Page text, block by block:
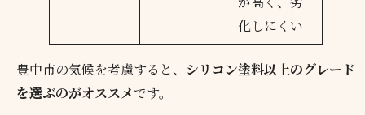
化しにくい
豊中市の気候を考慮すると、 シリコン塗料以上のグレード
を選ぶのがオススメです。